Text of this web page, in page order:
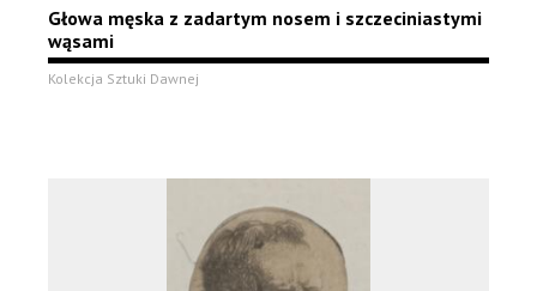
Głowa męska z zadartym nosem i szczeciniastymi
wąsami
Kolekcja Sztuki Dawnej